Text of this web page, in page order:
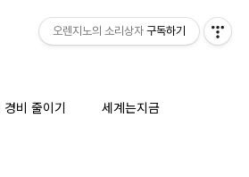
경비 줄이기 세계는지금
오렌지노의 소리상자 구독하기